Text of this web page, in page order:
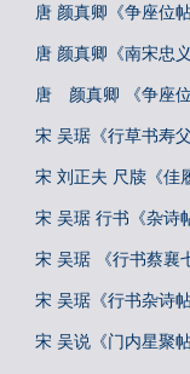
唐 颜真卿《争座位帖
唐 颜真卿《南宋忠
唐 颜真卿 《争座位
宋 吴琚《行草书寿父
宋 刘正夫 尺牍《佳
宋 吴琚 行书《杂诗
宋 吴琚 《行书蔡襄
宋 吴琚《行书杂诗帖
宋 吴说《门内星聚帖